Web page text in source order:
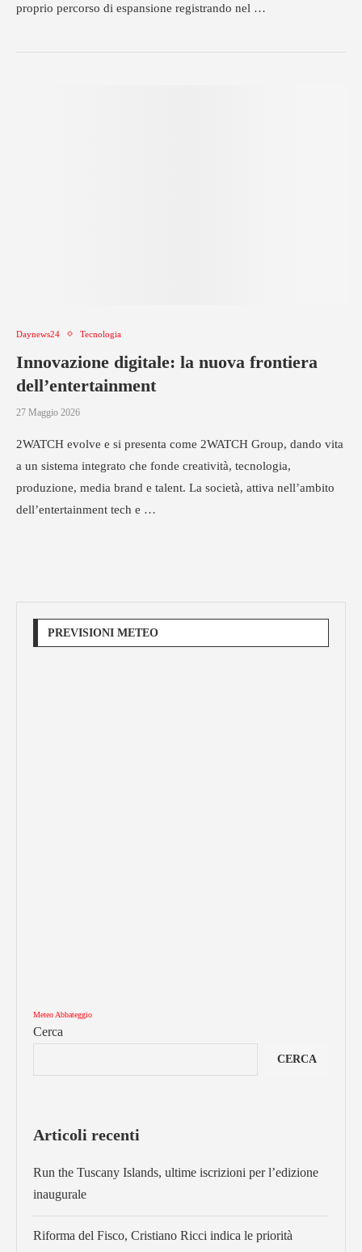
proprio percorso di espansione registrando nel …
Daynews24 Tecnologia
Innovazione digitale: la nuova frontiera
dell’entertainment
27 Maggio 2026
2WATCH evolve e si presenta come 2WATCH Group, dando vita
a un sistema integrato che fonde creatività, tecnologia,
produzione, media brand e talent. La società, attiva nell’ambito
dell’entertainment tech e …
PREVISIONI METEO
Meteo Abbateggio
Cerca
CERCA
Articoli recenti
Run the Tuscany Islands, ultime iscrizioni per l’edizione
inaugurale
Riforma del Fisco, Cristiano Ricci indica le priorità